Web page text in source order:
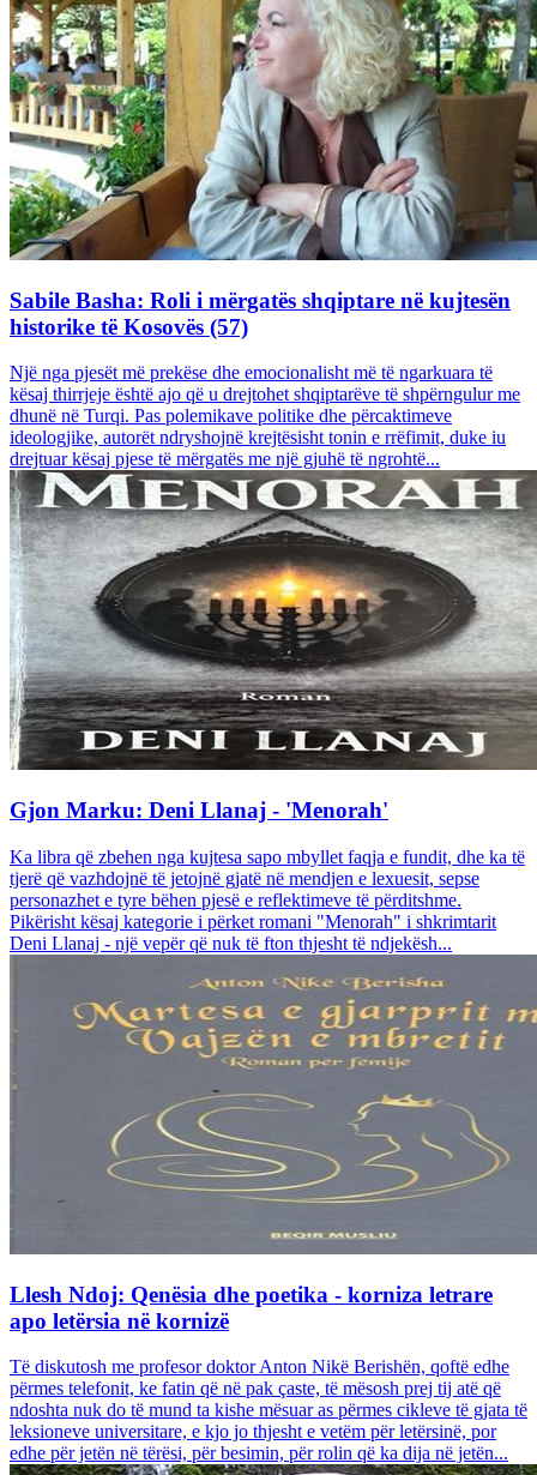
Sabile Basha: Roli i mërgatës shqiptare në kujtesën
historike të Kosovës (57)
Një nga pjesët më prekëse dhe emocionalisht më të ngarkuara të
kësaj thirrjeje është ajo që u drejtohet shqiptarëve të shpërngulur me
dhunë në Turqi. Pas polemikave politike dhe përcaktimeve
ideologjike, autorët ndryshojnë krejtësisht tonin e rrëfimit, duke iu
drejtuar kësaj pjese të mërgatës me një gjuhë të ngrohtë...
Gjon Marku: Deni Llanaj - 'Menorah'
Ka libra që zbehen nga kujtesa sapo mbyllet faqja e fundit, dhe ka të
tjerë që vazhdojnë të jetojnë gjatë në mendjen e lexuesit, sepse
personazhet e tyre bëhen pjesë e reflektimeve të përditshme.
Pikërisht kësaj kategorie i përket romani "Menorah" i shkrimtarit
Deni Llanaj - një vepër që nuk të fton thjesht të ndjekësh...
Llesh Ndoj: Qenësia dhe poetika - korniza letrare
apo letërsia në kornizë
Të diskutosh me profesor doktor Anton Nikë Berishën, qoftë edhe
përmes telefonit, ke fatin që në pak çaste, të mësosh prej tij atë që
ndoshta nuk do të mund ta kishe mësuar as përmes cikleve të gjata të
leksioneve universitare, e kjo jo thjesht e vetëm për letërsinë, por
edhe për jetën në tërësi, për besimin, për rolin që ka dija në jetën...